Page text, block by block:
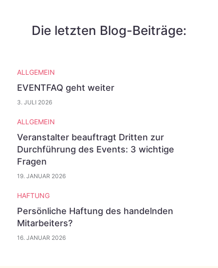
Die letzten Blog-Beiträge:
ALLGEMEIN
EVENTFAQ geht weiter
3. JULI 2026
ALLGEMEIN
Veranstalter beauftragt Dritten zur
Durchführung des Events: 3 wichtige
Fragen
19. JANUAR 2026
HAFTUNG
Persönliche Haftung des handelnden
Mitarbeiters?
16. JANUAR 2026